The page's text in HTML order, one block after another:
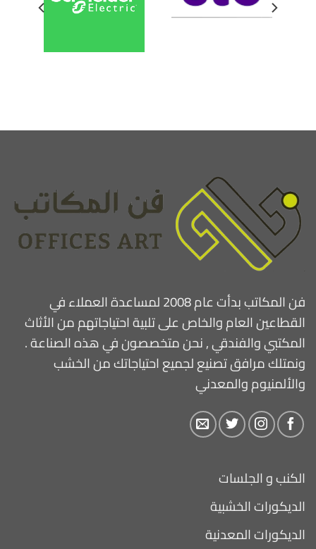
فن المكاتب بدأت عام 2008 لمساعدة العملاء في
القطاعين العام والخاص على تلبية احتياجاتهم من الأثاث
المكتبي والفندقي , نحن متخصصون في هذه الصناعة .
ونمتلك مرافق تصنيع لجميع احتياجاتك من الخشب
والألمنيوم والمعدني
الكنب و الجلسات
الديكورات الخشبية
الديكورات المعدنية